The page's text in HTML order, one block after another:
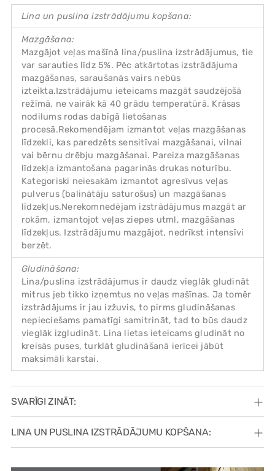
Lina un puslina izstrādājumu kopšana:
Mazgāšana:
Mazgājot veļas mašīnā lina/puslina izstrādājumus, tie
var sarauties līdz 5%. Pēc atkārtotas izstrādājuma
mazgāšanas, saraušanās vairs nebūs
izteikta.Izstrādājumu ieteicams mazgāt saudzējošā
režīmā, ne vairāk kā 40 grādu temperatūrā. Krāsas
nodilums rodas dabīgā lietošanas
procesā.Rekomendējam izmantot veļas mazgāšanas
līdzekli, kas paredzēts sensitīvai mazgāšanai, vilnai
vai bērnu drēbju mazgāšanai. Pareiza mazgāšanas
līdzekļa izmantošana pagarinās drukas noturību.
Kategoriski neiesakām izmantot agresīvus veļas
pulverus (balinātāju saturošus) un mazgāšanas
līdzekļus.Nerekomnedējam izstrādājumus mazgāt ar
rokām, izmantojot veļas ziepes utml, mazgāšanas
līdzekļus. Izstrādājumu mazgājot, nedrīkst intensīvi
berzēt.
Gludināšana:
Lina/puslina izstrādājumus ir daudz vieglāk gludināt
mitrus jeb tikko izņemtus no veļas mašīnas. Ja tomēr
izstrādājums ir jau izžuvis, to pirms gludināšanas
nepieciešams pamatīgi samitrināt, tad to būs daudz
vieglāk izgludināt. Lina lietas ieteicams gludināt no
kreisās puses, turklāt gludināšanā ierīcei jābūt
maksimāli karstai.
SVARĪGI ZINĀT:
LINA UN PUSLINA IZSTRĀDĀJUMU KOPŠANA: